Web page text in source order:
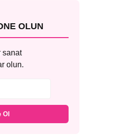
OLUN
sanat
olun.
Ol